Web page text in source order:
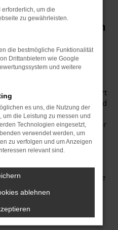
Formentor in
passt perfekt nach
Fahrzeug für Sie.
darin, dass sowohl der
Strecken souverän gemeistert
Ausstattung und
der Motorisierung. Wir
den CUPRA Formentor
als EU-Import sowie als
haben Sie die
komplett selbst, mit
unterwegs sind. Wir
für all Ihre Fragen Rede
um die
zu gewährleisten.
die bestmögliche Funktionalität
Drittanbietern wie Google
und weitere
es uns, die Nutzung der
die Leistung zu messen und
Technologien eingesetzt,
verwendet werden, um
zu verfolgen und um Anzeigen
relevant sind.
ablehnen